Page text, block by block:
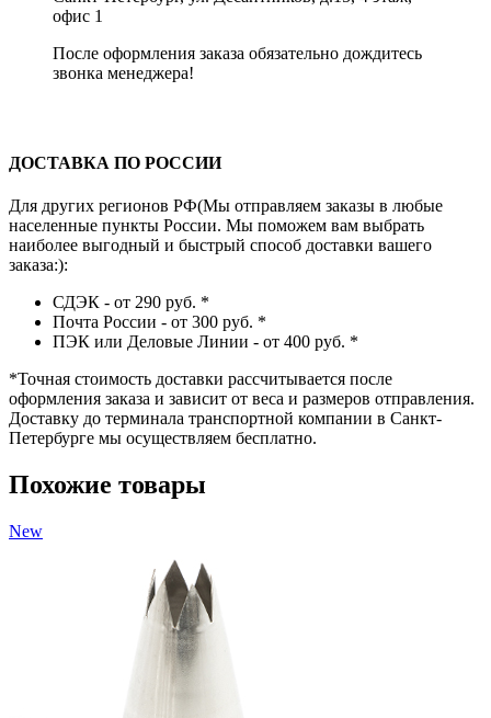
офис 1
После оформления заказа обязательно дождитесь
звонка менеджера!
ДОСТАВКА ПО РОССИИ
Для других регионов РФ(Мы отправляем заказы в любые
населенные пункты России. Мы поможем вам выбрать
наиболее выгодный и быстрый способ доставки вашего
заказа:):
СДЭК - от 290 руб. *
Почта России - от 300 руб. *
ПЭК или Деловые Линии - от 400 руб. *
*Точная стоимость доставки рассчитывается после
оформления заказа и зависит от веса и размеров отправления.
Доставку до терминала транспортной компании в Санкт-
Петербурге мы осуществляем бесплатно.
Похожие товары
New